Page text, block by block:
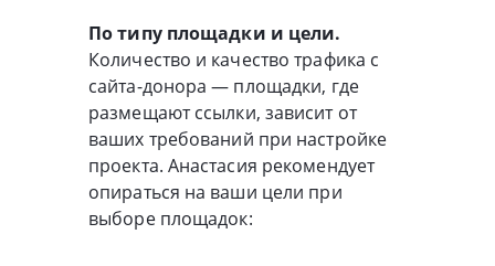
По типу площадки и цели.
Количество и качество трафика с
сайта-донора — площадки, где
размещают ссылки, зависит от
ваших требований при настройке
проекта. Анастасия рекомендует
опираться на ваши цели при
выборе площадок: